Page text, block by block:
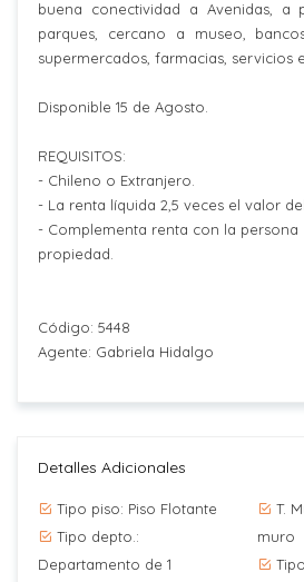
buena conectividad a Avenidas, a
parques, cercano a museo,
supermercados, farmacias, servicios
Disponible 15 de Agosto.
REQUISITOS:
- Chileno o Extranjero.
- La renta líquida 2,5 veces el valor
- Complementa renta con la
propiedad.
Código: 5448
Agente: Gabriela Hidalgo
Detalles Adicionales
Tipo piso: Piso Flotante
Tipo depto.:
Departamento de 1
T.
muro